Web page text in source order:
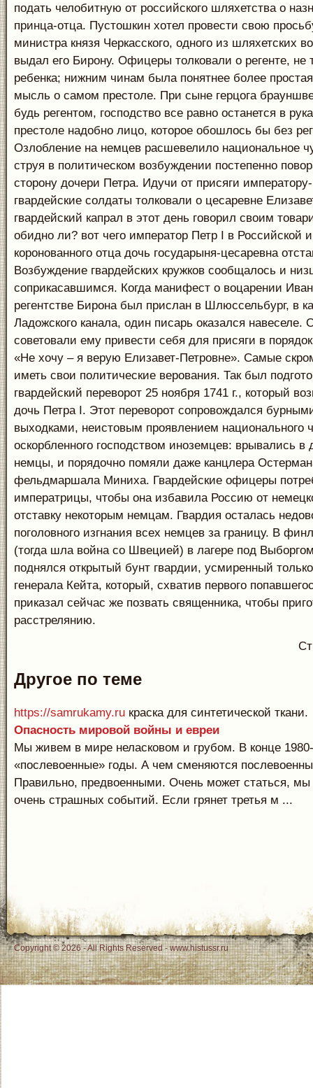
подать челобитную от российского шляхетства о
принца-отца. Пустошкин хотел провести свою
министра князя Черкасского, одного из шляхетских
выдал его Бирону. Офицеры толковали о регенте, не
ребенка; нижним чинам была понятнее более
мысль о самом престоле. При сыне герцога
будь регентом, господство все равно останется в
престоле надобно лицо, которое обошлось бы без
Озлобление на немцев расшевелило национальное
струя в политическом возбуждении постепенно
сторону дочери Петра. Идучи от присяги императору-
гвардейские солдаты толковали о цесаревне
гвардейский капрал в этот день говорил своим
обидно ли? вот чего император Петр I в Российской
коронованного отца дочь государыня-цесаревна
Возбуждение гвардейских кружков сообщалось и
соприкасавшимся. Когда манифест о воцарении
регентстве Бирона был прислан в Шлюссельбург, в
Ладожского канала, один писарь оказался
советовали ему привести себя для присяги в
«Не хочу – я верую Елизавет-Петровне». Самые
иметь свои политические верования. Так был
гвардейский переворот 25 ноября 1741 г., который
дочь Петра I. Этот переворот сопровождался
выходками, неистовым проявлением национального
оскорбленного господством иноземцев: врывались в
немцы, и порядочно помяли даже канцлера
фельдмаршала Миниха. Гвардейские офицеры
императрицы, чтобы она избавила Россию от
отставку некоторым немцам. Гвардия осталась
поголовного изгнания всех немцев за границу. В
(тогда шла война со Швецией) в лагере под
поднялся открытый бунт гвардии, усмиренный
генерала Кейта, который, схватив первого
приказал сейчас же позвать священника, чтобы
расстрелянию.
Другое по теме
https://samrukamy.ru краска для синтетической ткани.
Опасность мировой войны и евреи
Мы живем в мире неласковом и грубом. В конце
«послевоенные» годы. А чем сменяются
Правильно, предвоенными. Очень может статься, мы
очень страшных событий. Если грянет третья м ...
Copyright © 2026 - All Rights Reserved - www.histussr.ru